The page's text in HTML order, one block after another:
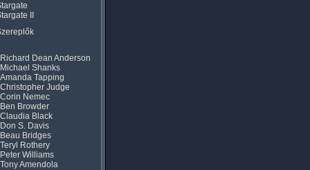
II
Richard Dean Anderson
Michael Shanks
Amanda Tapping
Christopher Judge
Corin Nemec
Ben Browder
Claudia Black
Don S. Davis
Beau Bridges
Teryl Rothery
Peter Williams
Tony Amendola